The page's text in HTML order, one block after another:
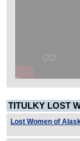
TITULKY LOST
Lost Women of